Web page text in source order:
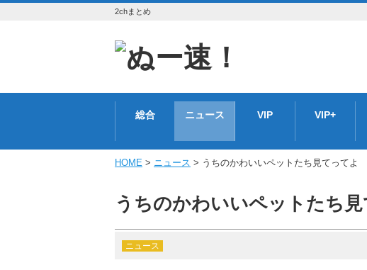
2chまとめ
総合 ニュース VIP VIP+
HOME > ニュース > うちのかわいいペットたち見てってよ
うちのかわいいペットたち見
ニュース